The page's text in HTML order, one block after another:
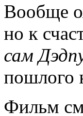
Вообще
но к
сам
пошлого
Фильм